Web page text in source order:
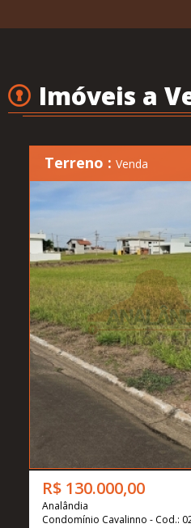
Imóveis a
Terreno : Venda
R$ 130.000,00
Analândia
Condomínio Cavalinno - Cod.: